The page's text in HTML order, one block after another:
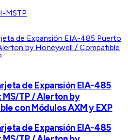
MSTP
de Expansión EIA-485
MS/TP / Alerton by
con Módulos AXM y EXP
de Expansión EIA-485